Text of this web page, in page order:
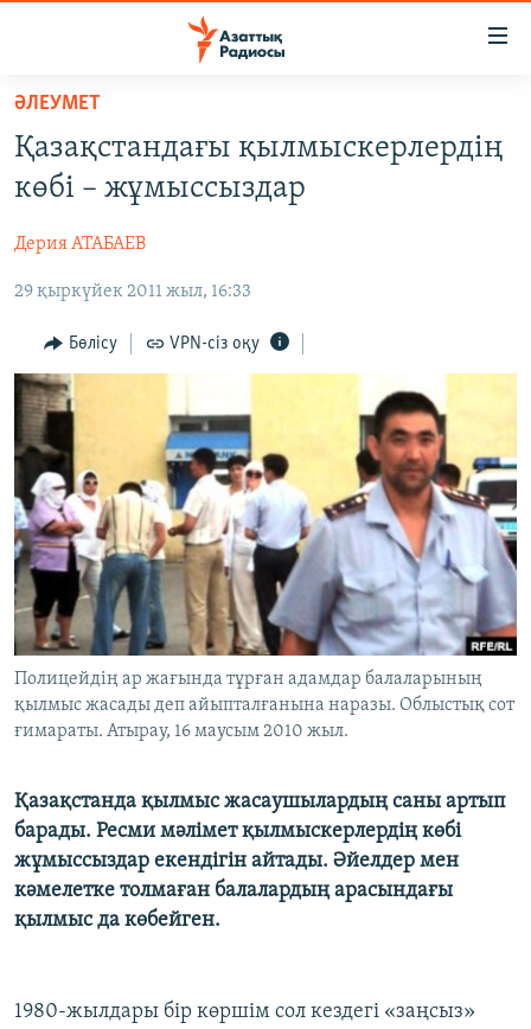
Skip
main
content
to
Navigation
Search
САЯСАТ
ҚАҢТАР ОҚИҒАСЫ
АДАМ ҚҰҚЫҚТАРЫ
ӘЛЕУМЕТ
ӘЛЕМ
АРНАЙЫ ЖОБАЛАР
Русский
ЖАЗЫЛЫҢЫЗ
Басқа тілдерде
ӘЛЕУМЕТ
Қазақстандағы қылмыскерлердің
көбі – жұмыссыздар
Дерия АТАБАЕВ
29 қыркүйек 2011 жыл, 16:33
Бөлісу VPN-сіз оқу
Полицейдің ар жағында тұрған адамдар балаларының
қылмыс жасады деп айыпталғанына наразы. Облыстық сот
ғимараты. Атырау, 16 маусым 2010 жыл.
Қазақстанда қылмыс жасаушылардың саны артып
барады. Ресми мәлімет қылмыскерлердің көбі
жұмыссыздар екендігін айтады. Әйелдер мен
кәмелетке толмаған балалардың арасындағы
қылмыс да көбейген.
1980-жылдары бір көршім сол кездегі «заңсыз»